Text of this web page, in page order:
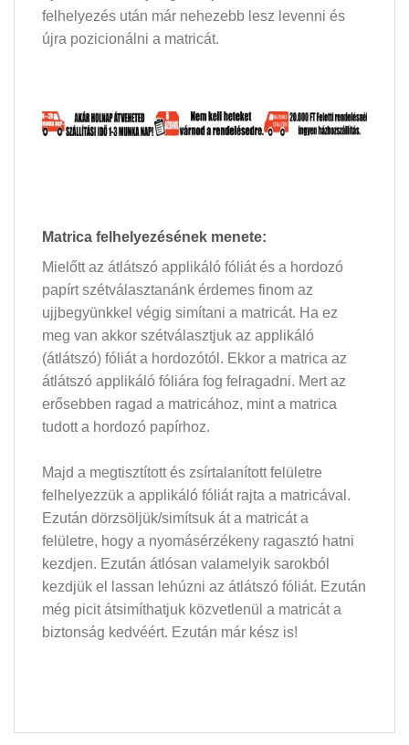
felhelyezés után már nehezebb lesz levenni és
újra pozicionálni a matricát.
Matrica felhelyezésének menete:
Mielőtt az átlátszó applikáló fóliát és a hordozó
papírt szétválasztanánk érdemes finom az
ujjbegyünkkel végig simítani a matricát. Ha ez
meg van akkor szétválasztjuk az applikáló
(átlátszó) fóliát a hordozótól. Ekkor a matrica az
átlátszó applikáló fóliára fog felragadni. Mert az
erősebben ragad a matricához, mint a matrica
tudott a hordozó papírhoz.
Majd a megtisztított és zsírtalanított felületre
felhelyezzük a applikáló fóliát rajta a matricával.
Ezután dörzsöljük/simítsuk át a matricát a
felületre, hogy a nyomásérzékeny ragasztó hatni
kezdjen. Ezután átlósan valamelyik sarokból
kezdjük el lassan lehúzni az átlátszó fóliát. Ezután
még picit átsimíthatjuk közvetlenül a matricát a
biztonság kedvéért. Ezután már kész is!